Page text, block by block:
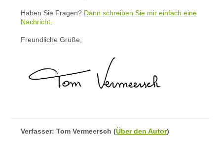
Haben Sie Fragen? Dann schreiben Sie mir einfach eine
Nachricht.
Freundliche Grüße,
Verfasser:Tom Vermeersch (Über den Autor)